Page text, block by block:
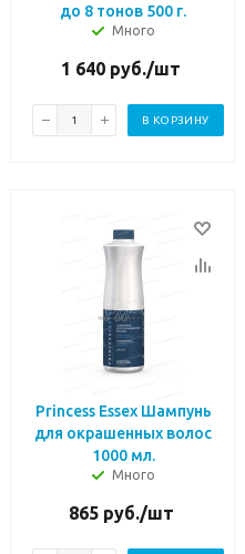
до 8 тонов 500 г.
Много
1 640 руб./шт
В КОРЗИНУ
Princess Essex Шампунь
для окрашенных волос
1000 мл.
Много
865руб./шт